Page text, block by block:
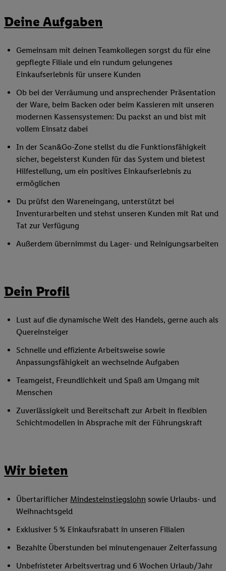
Deine Aufgaben
Gemeinsam mit deinen Teamkollegen sorgst du für eine
gepflegte Filiale und ein rundum gelungenes
Einkaufserlebnis für unsere Kunden
Ob bei der Verräumung und ansprechender Präsentation
der Ware, beim Backen oder beim Kassieren mit unseren
modernen Kassensystemen: Du packst an und bist mit
vollem Einsatz dabei
In der Scan&Go-Zone stellst du die Funktionsfähigkeit
sicher, begeisterst Kunden für das System und bietest
Hilfestellung, um ein positives Einkaufserlebnis zu
ermöglichen
Du prüfst den Wareneingang, unterstützt bei
Inventurarbeiten und stehst unseren Kunden mit Rat und
Tat zur Verfügung
Außerdem übernimmst du Lager- und Reinigungsarbeiten
Dein Profil
Lust auf die dynamische Welt des Handels, gerne auch als
Quereinsteiger
Schnelle und effiziente Arbeitsweise sowie
Anpassungsfähigkeit an wechselnde Aufgaben
Teamgeist, Freundlichkeit und Spaß am Umgang mit
Menschen
Zuverlässigkeit und Bereitschaft zur Arbeit in flexiblen
Schichtmodellen in Absprache mit der Führungskraft
Wir bieten
Übertariflicher Mindesteinstiegslohn sowie Urlaubs- und
Weihnachtsgeld
Exklusiver 5 % Einkaufsrabatt in unseren Filialen
Bezahlte Überstunden bei minutengenauer Zeiterfassung
Unbefristeter Arbeitsvertrag und 6 Wochen Urlaub/Jahr